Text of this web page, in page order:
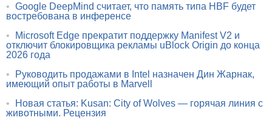
• Google DeepMind считает, что память типа HBF будет
востребована в инференсе
•
Microsoft Edge прекратит поддержку Manifest V2 и
отключит блокировщика рекламы uBlock Origin до конца
2026 года
•
Руководить продажами в Intel назначен Дин Жарнак,
имеющий опыт работы в Marvell
•
Новая статья: Kusan: City of Wolves — горячая линия с
животными. Рецензия